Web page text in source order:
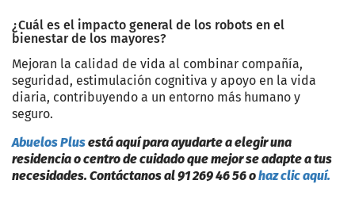
¿Cuál es el impacto general de los robots en el
bienestar de los mayores?
Mejoran la calidad de vida al combinar compañía,
seguridad, estimulación cognitiva y apoyo en la vida
diaria, contribuyendo a un entorno más humano y
seguro.
Abuelos Plusestá aquí para ayudarte a elegir una
residencia o centro de cuidado que mejor se adapte a tus
necesidades. Contáctanos al 91 269 46 56 ohaz clic aquí.